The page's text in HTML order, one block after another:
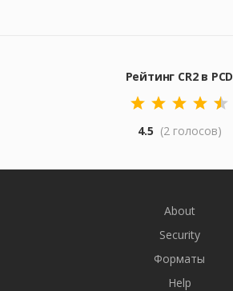
Рейтинг CR2 в PCD
4.5 (2 голосов)
About
Security
Форматы
Help